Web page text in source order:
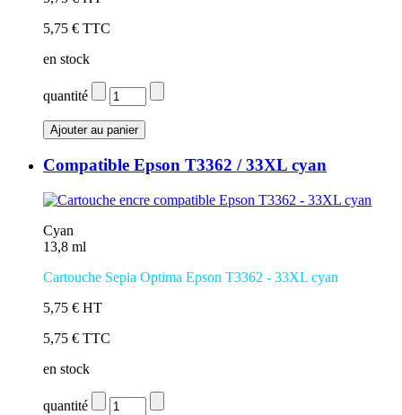
5,75 € TTC
en stock
quantité
Compatible Epson T3362 / 33XL cyan
Cyan
13,8 ml
Cartouche Sepia Optima Epson T3362 - 33XL cyan
5,75 € HT
5,75 € TTC
en stock
quantité